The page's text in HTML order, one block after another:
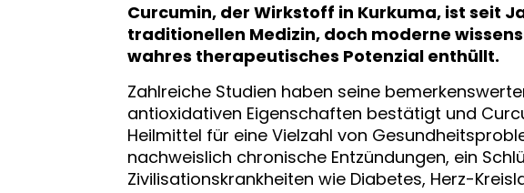
Curcumin, der Wirkstoff in Kurkuma, ist seit
traditionellen Medizin, doch moderne
wahres therapeutisches Potenzial enthüllt.
Zahlreiche Studien haben seine
antioxidativen Eigenschaften bestätigt und
Heilmittel für eine Vielzahl von
nachweislich chronische Entzündungen, ein
Zivilisationskrankheiten wie Diabetes, Herz-